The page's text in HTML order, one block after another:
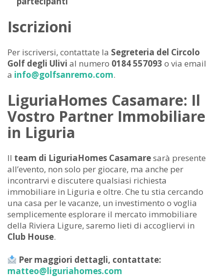
Iscrizioni
Per iscriversi, contattate la Segreteria del Circolo
Golf degli Ulivi al numero 0184 557093 o via email
a info@golfsanremo.com.
LiguriaHomes Casamare: Il
Vostro Partner Immobiliare
in Liguria
Il team di LiguriaHomes Casamaresarà presente
all’evento, non solo per giocare, ma anche per
incontrarvi e discutere qualsiasi richiesta
immobiliare in Liguria e oltre. Che tu stia cercando
una casa per le vacanze, un investimento o voglia
semplicemente esplorare il mercato immobiliare
della Riviera Ligure, saremo lieti di accogliervi in
Club House.
Per maggiori dettagli, contattate:
matteo@liguriahomes.com